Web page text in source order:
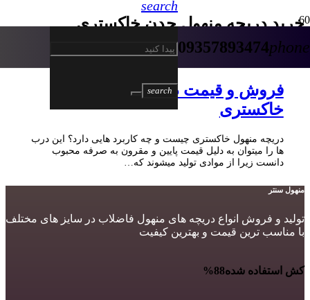
09357893474phone
search
search
خرید دریچه منهول چدن خاکستری
فروش و قیمت دریچه منهول چدن
خاکستری
دریچه منهول خاکستری چیست و چه کاربرد هایی دارد؟ این درب
ها را میتوان به دلیل قیمت پایین و مقرون به صرفه محبوب
دانست زیرا از موادی تولید میشوند که…
منهول سنتر
تولید و فروش انواع دریچه های منهول فاضلاب در سایز های مختلف
با مناسب ترین قیمت و بهترین کیفیت
کش استفاده شده88%